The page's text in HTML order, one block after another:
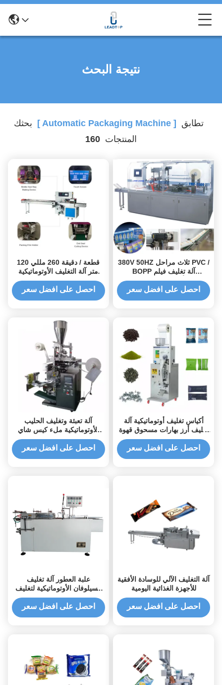
نتيجة البحث
بحثك [ Automatic Packaging Machine ]
تطابق
160 المنتجات
120 قطعة / دقيقة 260 مللي
متر آلة التغليف الأوتوماتيكية
للقناع الطبي
احصل على افضل سعر
380V 50HZ ثلاث مراحل PVC /
BOPP آلة تغليف فيلم
أوتوماتيكية مع تحكم PLC
احصل على افضل سعر
آلة تعبئة وتغليف الحليب
الأوتوماتيكية ملء كيس شاي
مزدوج الفلتر بالتنقيط
احصل على افضل سعر
أكياس تغليف أوتوماتيكية آلة
تغليف أرز بهارات مسحوق قهوة
شاي حقيبة متعددة الوظائف
احصل على افضل سعر
علبة العطور آلة تغليف
السيلوفان الأوتوماتيكية لتغليف
الفيلم
احصل على افضل سعر
آلة التغليف الآلي للوسادة الأفقية
للأجهزة الغذائية اليومية
احصل على افضل سعر